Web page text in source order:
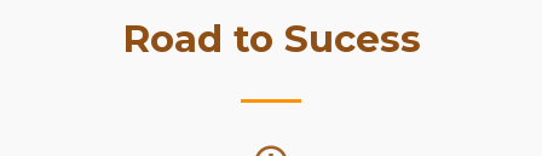
Road to Sucess